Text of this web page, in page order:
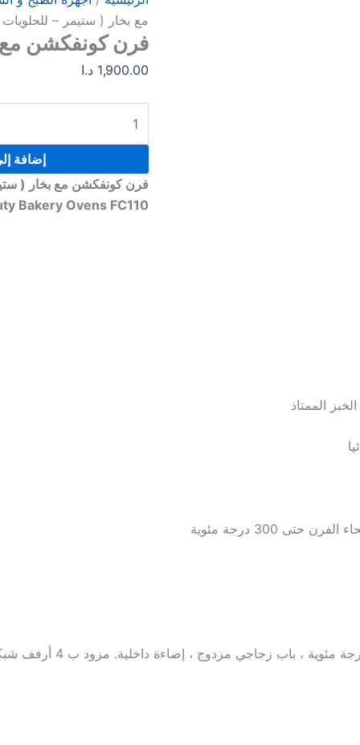
مع بخار ( ستيمر – للحلويات
فرن كونفكشن مع
1,900.00 د.ا
(
ستيمر
-
إضافة
فرن كونفكشن مع بخار (
Bakery Ovens FC110
الممتاذ
300 درجة مئوية